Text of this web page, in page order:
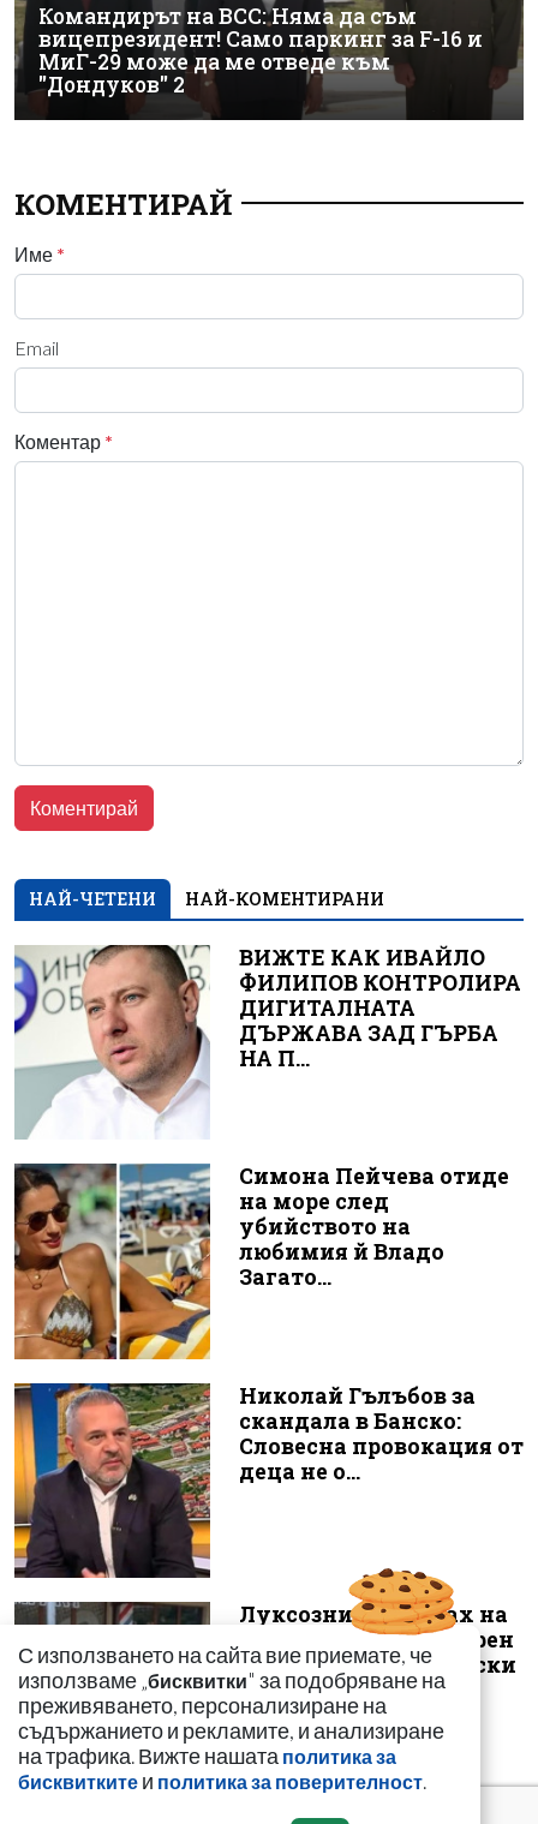
Командирът на ВСС: Няма да съм
вицепрезидент! Само паркинг за F-16 и
МиГ-29 може да ме отведе към
"Дондуков" 2
КОМЕНТИРАЙ
Име *
Email
Коментар *
НАЙ-ЧЕТЕНИ НАЙ-КОМЕНТИРАНИ
ВИЖТЕ КАК ИВАЙЛО
ФИЛИПОВ КОНТРОЛИРА
ДИГИТАЛНАТА
ДЪРЖАВА ЗАД ГЪРБА
НА П...
Симона Пейчева отиде
на море след
убийството на
любимия й Владо
Загато...
Николай Гълъбов за
скандала в Банско:
Словесна провокация от
деца не о...
Луксозният майбах на
Митьо Очите опожарен
заради балони с райски
газ
С използването на сайта вие приемате, че
използваме „бисквитки" за подобряване на
преживяването, персонализиране на
съдържанието и рекламите, и анализиране
на трафика. Вижте нашата политика за
бисквитките и политика за поверителност.